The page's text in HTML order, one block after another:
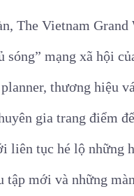
The Vietnam Grand
sóng” mạng xã hội
thương hiệu
gia trang điểm
liên tục hé lộ những
tập mới và những